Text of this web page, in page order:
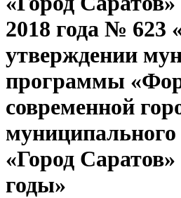
2018 года № 623
утверждении
программы
современной
муниципального
«Город
годы»